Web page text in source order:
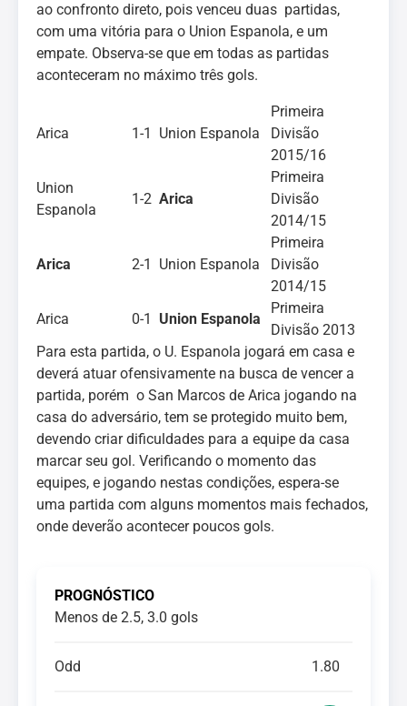
ao confronto direto, pois venceu duas partidas,
com uma vitória para o Union Espanola, e um
empate. Observa-se que em todas as partidas
aconteceram no máximo três gols.
Arica 1-1 Union Espanola
Primeira
Divisão
2015/16
Union
Espanola
1-2 Arica
Primeira
Divisão
2014/15
Arica 2-1 Union Espanola
Primeira
Divisão
2014/15
Arica
0-1 Union Espanola
Primeira
Divisão 2013
Para esta partida, o U. Espanola jogará em casa e
deverá atuar ofensivamente na busca de vencer a
partida, porém o San Marcos de Arica jogando na
casa do adversário, tem se protegido muito bem,
devendo criar dificuldades para a equipe da casa
marcar seu gol. Verificando o momento das
equipes, e jogando nestas condições, espera-se
uma partida com alguns momentos mais fechados,
onde deverão acontecer poucos gols.
PROGNÓSTICO
Menos de 2.5, 3.0 gols
Odd 1.80